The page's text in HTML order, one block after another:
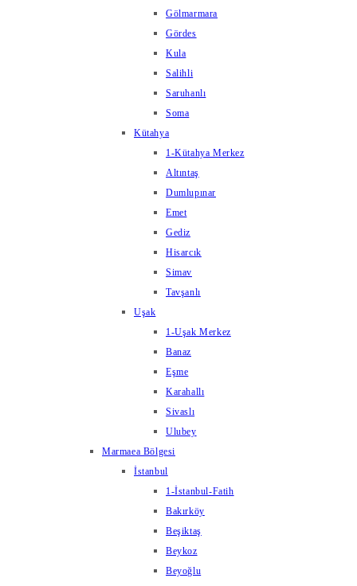
Gölmarmara
Gördes
Kula
Salihli
Saruhanlı
Soma
Kütahya
1-Kütahya Merkez
Altıntaş
Dumlupınar
Emet
Gediz
Hisarcık
Simav
Tavşanlı
Uşak
1-Uşak Merkez
Banaz
Eşme
Karahallı
Sivaslı
Ulubey
Marmaea Bölgesi
İstanbul
1-İstanbul-Fatih
Bakırköy
Beşiktaş
Beykoz
Beyoğlu